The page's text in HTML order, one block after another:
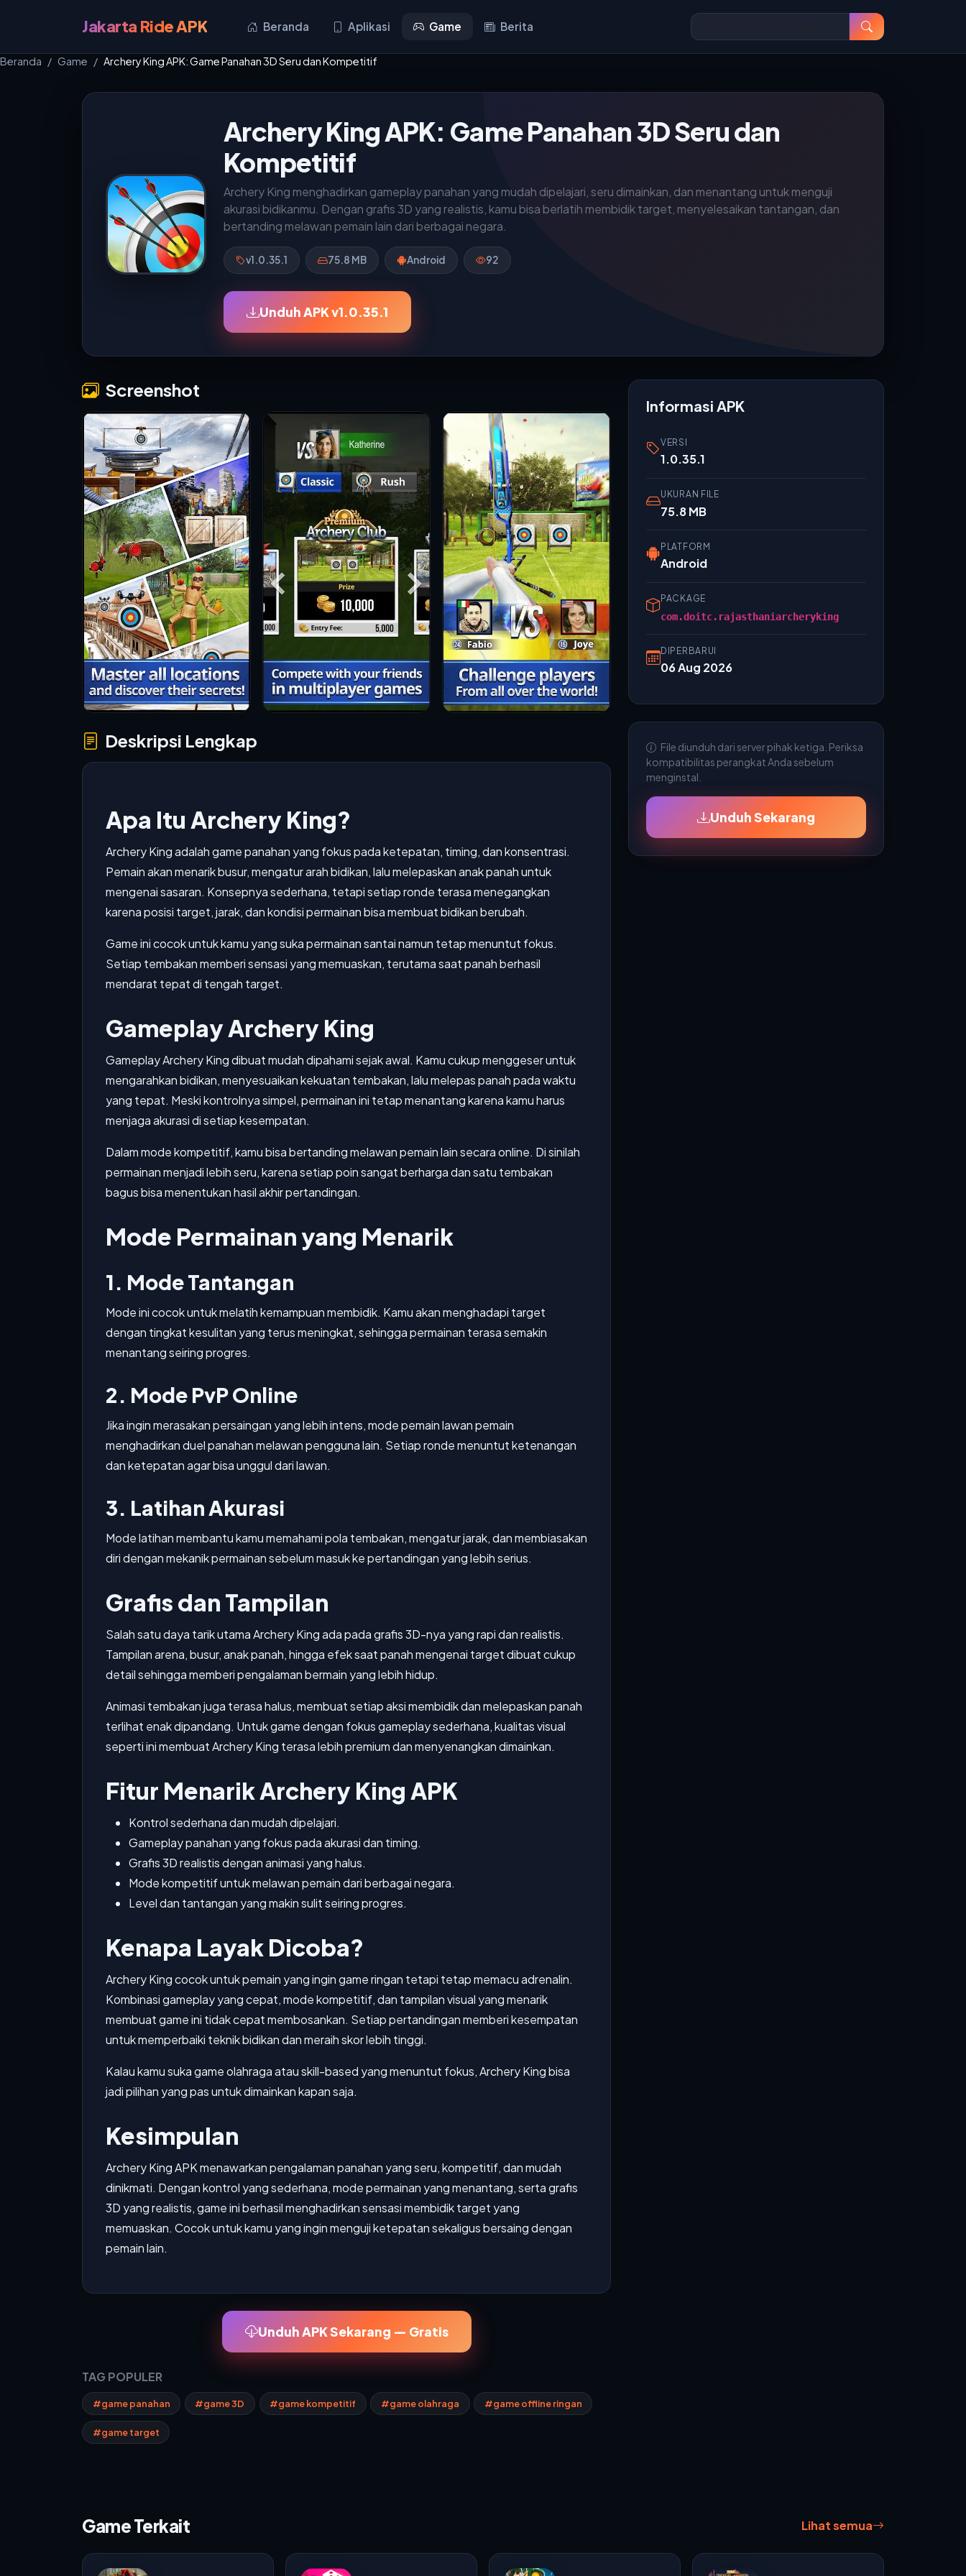
Jakarta Ride APK Beranda Aplikasi Game Berita
Beranda Game Archery King APK: Game Panahan 3D Seru dan Kompetitif
Archery King APK: Game Panahan 3D Seru dan
Kompetitif
Archery King menghadirkan gameplay panahan yang mudah dipelajari, seru dimainkan, dan menantang untuk menguji
akurasi bidikanmu. Dengan grafis 3D yang realistis, kamu bisa berlatih membidik target, menyelesaikan tantangan, dan
bertanding melawan pemain lain dari berbagai negara.
v1.0.35.1 75.8 MB Android 92
Unduh APK v1.0.35.1
Screenshot
Deskripsi Lengkap
Apa Itu Archery King?
Archery King adalah game panahan yang fokus pada ketepatan, timing, dan konsentrasi.
Pemain akan menarik busur, mengatur arah bidikan, lalu melepaskan anak panah untuk
mengenai sasaran. Konsepnya sederhana, tetapi setiap ronde terasa menegangkan
karena posisi target, jarak, dan kondisi permainan bisa membuat bidikan berubah.
Game ini cocok untuk kamu yang suka permainan santai namun tetap menuntut fokus.
Setiap tembakan memberi sensasi yang memuaskan, terutama saat panah berhasil
mendarat tepat di tengah target.
Gameplay Archery King
Gameplay Archery King dibuat mudah dipahami sejak awal. Kamu cukup menggeser untuk
mengarahkan bidikan, menyesuaikan kekuatan tembakan, lalu melepas panah pada waktu
yang tepat. Meski kontrolnya simpel, permainan ini tetap menantang karena kamu harus
menjaga akurasi di setiap kesempatan.
Dalam mode kompetitif, kamu bisa bertanding melawan pemain lain secara online. Di sinilah
permainan menjadi lebih seru, karena setiap poin sangat berharga dan satu tembakan
bagus bisa menentukan hasil akhir pertandingan.
Mode Permainan yang Menarik
1. Mode Tantangan
Mode ini cocok untuk melatih kemampuan membidik. Kamu akan menghadapi target
dengan tingkat kesulitan yang terus meningkat, sehingga permainan terasa semakin
menantang seiring progres.
2. Mode PvP Online
Jika ingin merasakan persaingan yang lebih intens, mode pemain lawan pemain
menghadirkan duel panahan melawan pengguna lain. Setiap ronde menuntut ketenangan
dan ketepatan agar bisa unggul dari lawan.
3. Latihan Akurasi
Mode latihan membantu kamu memahami pola tembakan, mengatur jarak, dan membiasakan
diri dengan mekanik permainan sebelum masuk ke pertandingan yang lebih serius.
Grafis dan Tampilan
Salah satu daya tarik utama Archery King ada pada grafis 3D-nya yang rapi dan realistis.
Tampilan arena, busur, anak panah, hingga efek saat panah mengenai target dibuat cukup
detail sehingga memberi pengalaman bermain yang lebih hidup.
Animasi tembakan juga terasa halus, membuat setiap aksi membidik dan melepaskan panah
terlihat enak dipandang. Untuk game dengan fokus gameplay sederhana, kualitas visual
seperti ini membuat Archery King terasa lebih premium dan menyenangkan dimainkan.
Fitur Menarik Archery King APK
Kontrol sederhana dan mudah dipelajari.
Gameplay panahan yang fokus pada akurasi dan timing.
Grafis 3D realistis dengan animasi yang halus.
Mode kompetitif untuk melawan pemain dari berbagai negara.
Level dan tantangan yang makin sulit seiring progres.
Kenapa Layak Dicoba?
Archery King cocok untuk pemain yang ingin game ringan tetapi tetap memacu adrenalin.
Kombinasi gameplay yang cepat, mode kompetitif, dan tampilan visual yang menarik
membuat game ini tidak cepat membosankan. Setiap pertandingan memberi kesempatan
untuk memperbaiki teknik bidikan dan meraih skor lebih tinggi.
Kalau kamu suka game olahraga atau skill-based yang menuntut fokus, Archery King bisa
jadi pilihan yang pas untuk dimainkan kapan saja.
Kesimpulan
Archery King APK menawarkan pengalaman panahan yang seru, kompetitif, dan mudah
dinikmati. Dengan kontrol yang sederhana, mode permainan yang menantang, serta grafis
3D yang realistis, game ini berhasil menghadirkan sensasi membidik target yang
memuaskan. Cocok untuk kamu yang ingin menguji ketepatan sekaligus bersaing dengan
pemain lain.
Unduh APK Sekarang — Gratis
TAG POPULER
#game panahan #game 3D #game kompetitif #game olahraga #game offline ringan
#game target
Informasi APK
VERSI
1.0.35.1
UKURAN FILE
75.8 MB
PLATFORM
Android
PACKAGE
com.doitc.rajasthaniarcheryking
DIPERBARUI
06 Aug 2026
File diunduh dari server pihak ketiga. Periksa
kompatibilitas perangkat Anda sebelum
menginstal.
Unduh Sekarang
Game Terkait Lihat semua